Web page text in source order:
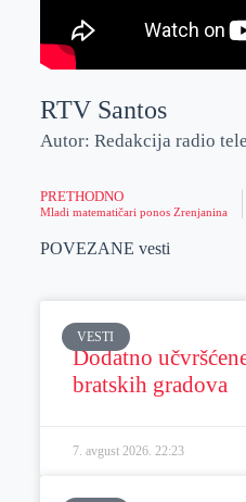
RTV Santos
Autor: Redakcija radio
PRETHODNO
Mladi matematičari ponos Zrenjanina
POVEZANE vesti
VESTI
Dodatno
bratskih gradova
7. avgust 2026. 22:23